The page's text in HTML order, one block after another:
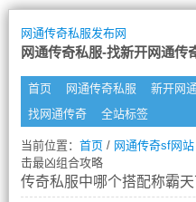
网通传奇私服发布网
网通传奇私服-找新开网通传
首页 网通传奇私服 新开网
找网通传奇
全站标签
当前位置： 首页/ 网通传奇sf网站
击最凶组合攻略
传奇私服中哪个搭配称霸